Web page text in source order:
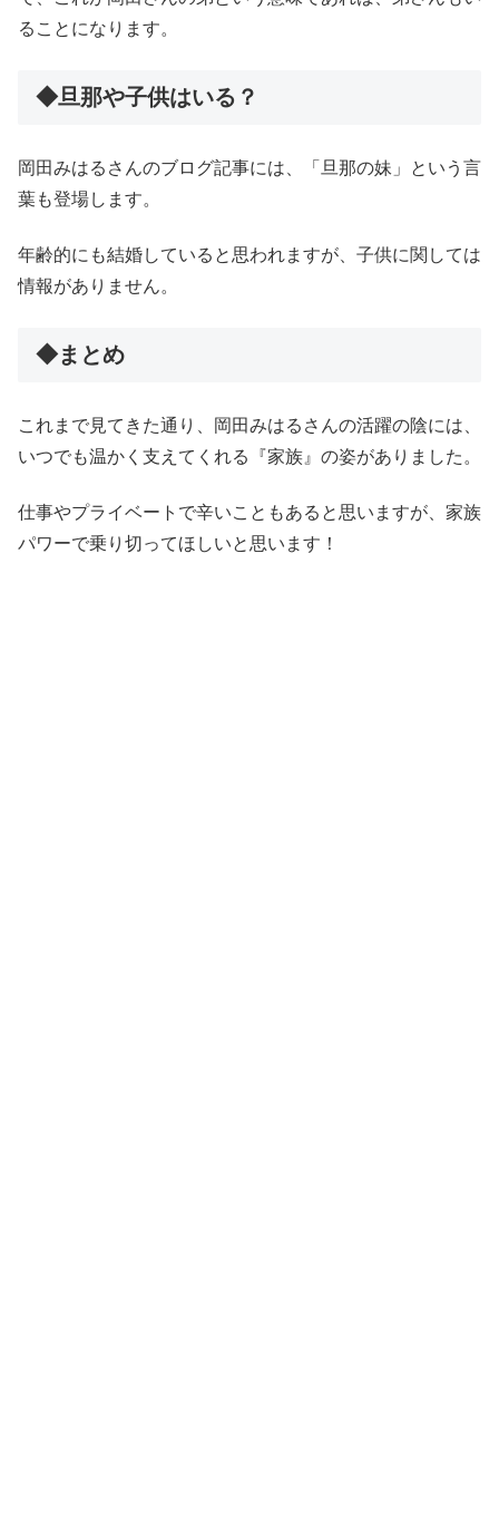
ることになります。
◆旦那や子供はいる？
岡田みはるさんのブログ記事には、「旦那の妹」という言
葉も登場します。
年齢的にも結婚していると思われますが、子供に関しては
情報がありません。
◆まとめ
これまで見てきた通り、岡田みはるさんの活躍の陰には、
いつでも温かく支えてくれる『家族』の姿がありました。
仕事やプライベートで辛いこともあると思いますが、家族
パワーで乗り切ってほしいと思います！